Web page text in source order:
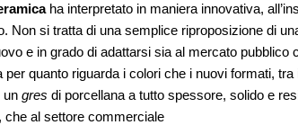
ha interpretato in maniera innovativa,
Non si tratta di una semplice riproposizione di
e in grado di adattarsi sia al mercato pubblico
quanto riguarda i colori che i nuovi formati,
un gres di porcellana a tutto spessore, solido e
che al settore commerciale
è sito Unesco: dieci
nella World Heritage List
09
dei profumi domestici in un
di design
Con
CONCORSI
Un